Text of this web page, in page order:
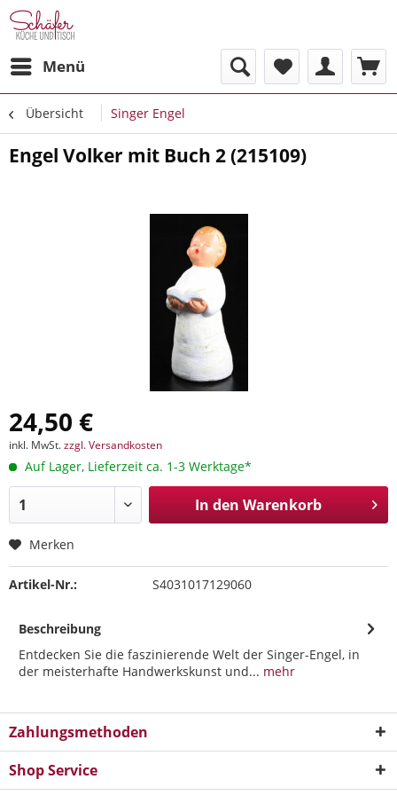
Menü
Übersicht Singer Engel
Engel Volker mit Buch 2 (215109)
24,50 €
inkl. MwSt.zzgl. Versandkosten
Auf Lager, Lieferzeit ca. 1-3 Werktage*
In den Warenkorb
Merken
Artikel-Nr.: S4031017129060
Beschreibung
Entdecken Sie die faszinierende Welt der Singer-Engel, in
der meisterhafte Handwerkskunst und... mehr
Zahlungsmethoden
Shop Service